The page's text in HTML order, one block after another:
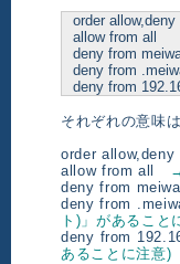
order allow,deny
allow from all
deny from
deny from
deny from
それぞれの意味
order
allow from all
deny from
deny from
ト)」があること
deny from
あることに注意)